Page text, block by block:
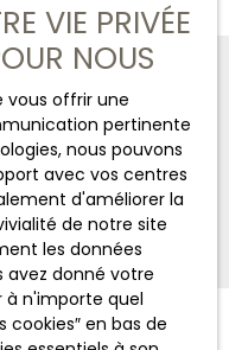
57
VIE PRIVÉE
NOUS
vous offrir une
pertinente
nous pouvons
avec vos centres
d'améliorer la
de notre site
les données
avez donné votre
à n'importe quel
cookies″ en bas de